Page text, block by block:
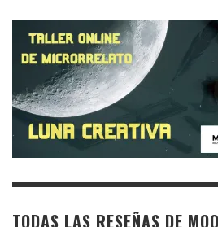
TODAS LAS RESEÑAS DE